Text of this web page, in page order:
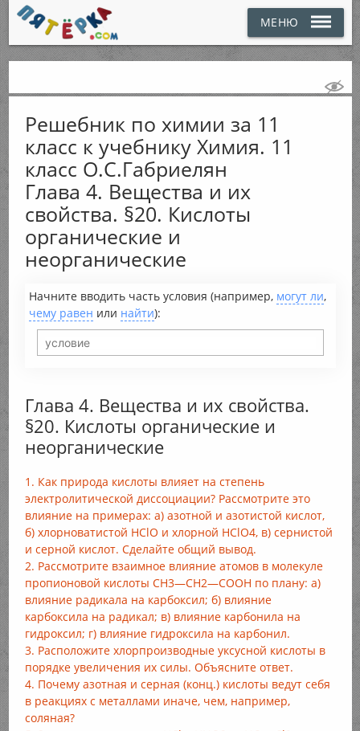
МЕНЮ
Решебник по химии за 11
класс к учебнику Химия. 11
класс О.С.Габриелян
Глава 4. Вещества и их
свойства. §20. Кислоты
органические и
неорганические
Начните вводить часть условия (например, могут ли,
чему равен или найти):
Глава 4. Вещества и их свойства.
§20. Кислоты органические и
неорганические
1. Как природа кислоты влияет на степень
электролитической диссоциации? Рассмотрите это
влияние на примерах: а) азотной и азотистой кислот,
б) хлорноватистой HClO и хлорной HClO4, в) сернистой
и серной кислот. Сделайте общий вывод.
2. Рассмотрите взаимное влияние атомов в молекуле
пропионовой кислоты СН3—СН2—СООН по плану: а)
влияние радикала на карбоксил; б) влияние
карбоксила на радикал; в) влияние карбонила на
гидроксил; г) влияние гидроксила на карбонил.
3. Расположите хлорпроизводные уксусной кислоты в
порядке увеличения их силы. Объясните ответ.
4. Почему азотная и серная (конц.) кислоты ведут себя
в реакциях с металлами иначе, чем, например,
соляная?